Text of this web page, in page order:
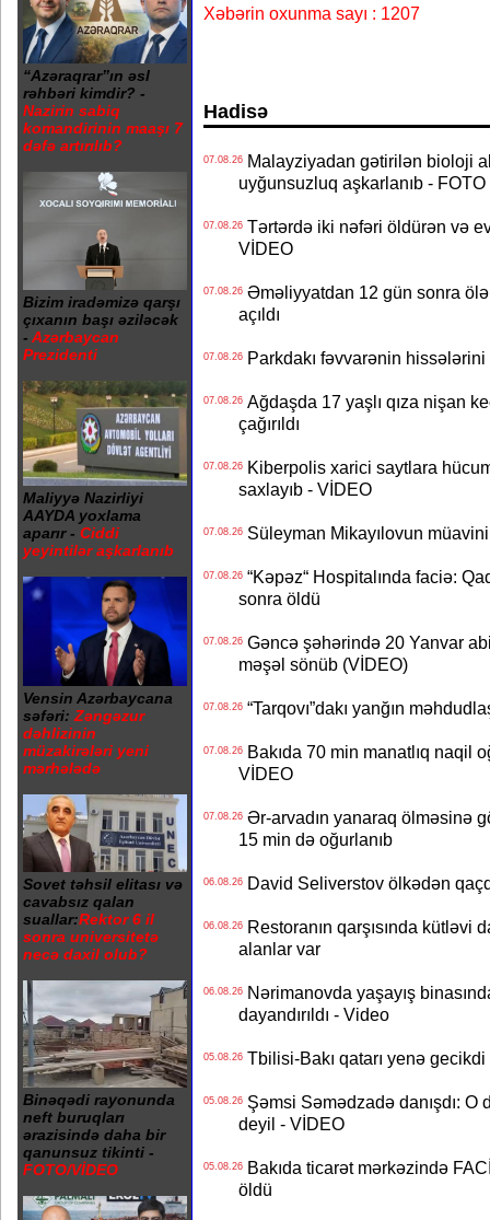
“Azəraqrar”ın əsl
rəhbəri kimdir? -
Nazirin sabiq
komandirinin maaşı 7
dəfə artırılıb?
Bizim iradəmizə qarşı
çıxanın başı əziləcək
- Azərbaycan
Prezidenti
Maliyyə Nazirliyi
AAYDA yoxlama
aparır - Ciddi
yeyintilər aşkarlanıb
Vensin Azərbaycana
səfəri: Zəngəzur
dəhlizinin
müzakirələri yeni
mərhələdə
Sovet təhsil elitası və
cavabsız qalan
suallar:Rektor 6 il
sonra universitetə
necə daxil olub?
Binəqədi rayonunda
neft buruqları
ərazisində daha bir
qanunsuz tikinti -
FOTO/VİDEO
Xəbərin oxunma sayı : 1207
Hadisə
07.08.26Malayziyadan gətirilən bioloji
uyğunsuzluq aşkarlanıb - FOTO
07.08.26Tərtərdə iki nəfəri öldürən və
VİDEO
07.08.26Əməliyyatdan 12 gün sonra
açıldı
07.08.26Parkdakı fəvvarənin hissələrini
07.08.26Ağdaşda 17 yaşlı qıza nişan
çağırıldı
07.08.26Kiberpolis xarici saytlara
saxlayıb - VİDEO
07.08.26Süleyman Mikayılovun
07.08.26“Kəpəz“ Hospitalında faciə:
sonra öldü
07.08.26Gəncə şəhərində 20 Yanvar
məşəl sönüb (VİDEO)
07.08.26“Tarqovı”dakı yanğın
07.08.26Bakıda 70 min manatlıq naqil
VİDEO
07.08.26Ər-arvadın yanaraq ölməsinə
15 min də oğurlanıb
06.08.26David Seliverstov ölkədən
06.08.26Restoranın qarşısında kütləvi
alanlar var
06.08.26Nərimanovda yaşayış
dayandırıldı - Video
05.08.26Tbilisi-Bakı qatarı yenə gecikdi
05.08.26Şəmsi Səmədzadə danışdı: O
deyil - VİDEO
05.08.26Bakıda ticarət mərkəzində
öldü